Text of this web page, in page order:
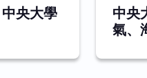
央大學
中央
氣、